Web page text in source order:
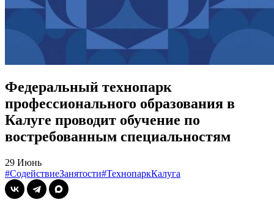
Федеральный технопарк
профессионального образования в
Калуге проводит обучение по
востребованным специальностям
29 Июнь
#СодействиеЗанятости#ТехнопаркКалуга